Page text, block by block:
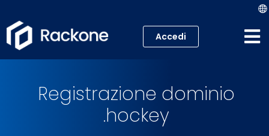
VPS
Accedi
Registrazione dominio
.hockey